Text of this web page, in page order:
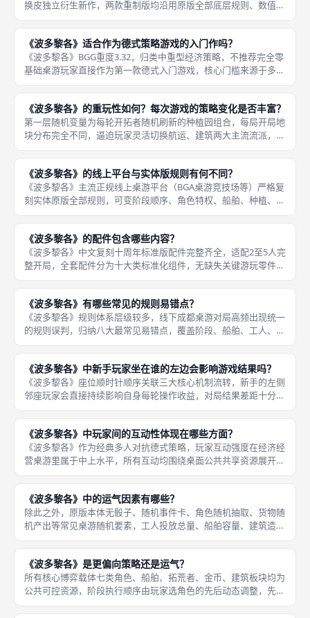
换皮独立衍生新作，两款重制版均沿用原版全部底层规则、数值、
机制，仅更换美术、升级配件材质、调整收纳设计，分别为2012
十周年纪念重制版、2022《波多黎各1897》全新主题重制版。2
《波多黎各》适合作为德式策略游戏的入门作吗？
《波多黎各》BGG重度3.32，归类中重型经济策略，不推荐完全零
基础桌游玩家直接作为第一款德式入门游戏，核心门槛来源于多层
资源同步运营、七大角色阶段循环、多维度计分预判三大学习压
力，一次性记忆全部规则极易劝退新手。正确德式入门阶梯规划：
先游
《波多黎各》的重玩性如何？每次游戏的策略变化是否丰富？
第一层随机变量为每轮开拓者随机刷新的种植园组合，每局开局地
块分布完全不同，逼迫玩家灵活切换航运、建筑两大主流流派，不
能固定一套思路通关所有对局；第二层变量是玩家角色卡位博弈，
每轮总督先手轮换、对手路线预判都会改变阶段执行顺序，同一种
开局地块
《波多黎各》的线上平台与实体版规则有何不同？
《波多黎各》主流正规线上桌游平台（BGA桌游竞技场等）严格复
刻实体原版全部规则，可变阶段顺序、角色特权、船舶、种植、计
分、结束判定底层逻辑100%对齐实体盒装，不存在机制修改，二
者差异仅集中在自动化辅助功能、操作容错、单人模式三个层面，
无平
《波多黎各》的配件包含哪些内容？
《波多黎各》中文复刻十周年标准版配件完整齐全，适配2至5人完
整开局，全套配件分为十大类标准化组件，无缺失关键游玩零件。
第一，五张独立玩家殖民版图，每名玩家一张，划分12格土地区、
12格建筑区、私人货物仓库；第二，七张全局角色卡牌，对应开拓
者
《波多黎各》有哪些常见的规则易错点？
《波多黎各》规则体系层级较多，线下成都桌游对局高频出现统一
的规则误判，归纳八大最常见易错点，覆盖阶段、船舶、工人、结
算全流程。第一，工头特权时序颠倒，新手常先全员生产再领取工
头额外货物，正确顺序为先特权再生产；第二，船舶混装货物，许
多玩家忽
《波多黎各》中新手玩家坐在谁的左边会影响游戏结果吗？
《波多黎各》座位顺时针顺序关联三大核心机制流转，新手的左侧
邻座玩家会直接持续影响自身每轮操作收益，对局结果差距十分明
显，底层逻辑来自总督标记顺时针传递、角色选取先后、船长阶段
出货顺位三重固定规则。第二，所有阶段操作全部顺时针依次执
行，开拓者
《波多黎各》中玩家间的互动性体现在哪些方面？
《波多黎各》作为经典多人对抗德式策略，玩家互动强度在经济经
营桌游里属于中上水平，所有互动均围绕桌面公共共享资源展开，
无直接攻击、淘汰机制，属于温和资源拉扯对抗，四大核心互动维
度覆盖整局全部轮次。第二，市长阶段殖民船拓荒者抢夺，全局工
人总量固
《波多黎各》中的运气因素有哪些？
除此之外，原版本体无骰子、随机事件卡、角色随机抽取、货物随
机产出等常见桌游随机要素，工人投放总量、船舶容量、建筑造
价、角色特权全部固定数值，完全由玩家自主操作掌控。《波多黎
各》全局仅有一处原生随机运气变量，无任何第二类随机机制，该
唯一随机点
《波多黎各》是更偏向策略还是运气？
所有核心博弈载体七类角色、船舶、拓荒者、金币、建筑板块均为
公共可控资源，阶段执行顺序由玩家选角色的先后动态调整，先手
总督标记轮换机制进一步抹平固定随机优势，不存在开局天胡、天